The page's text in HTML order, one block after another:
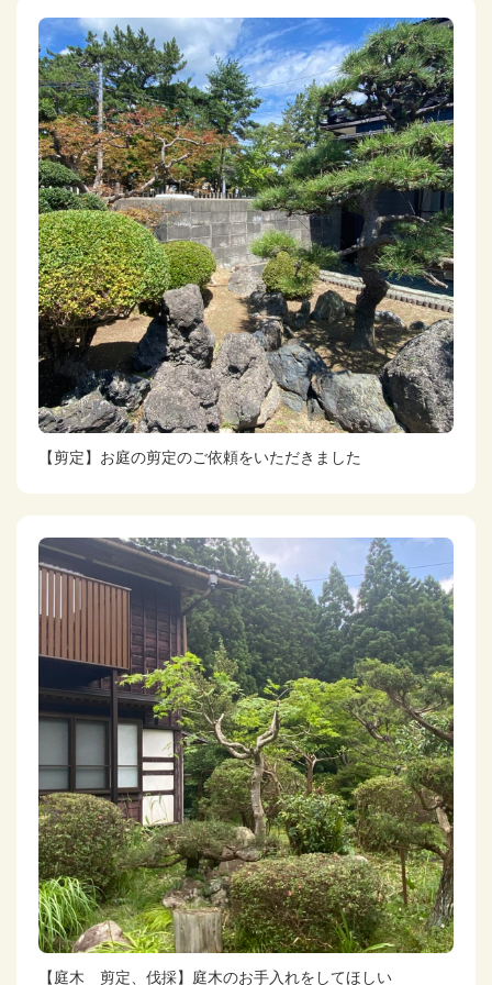
【剪定】お庭の剪定のご依頼をいただきました
【庭木 剪定、伐採】庭木のお手入れをしてほしい